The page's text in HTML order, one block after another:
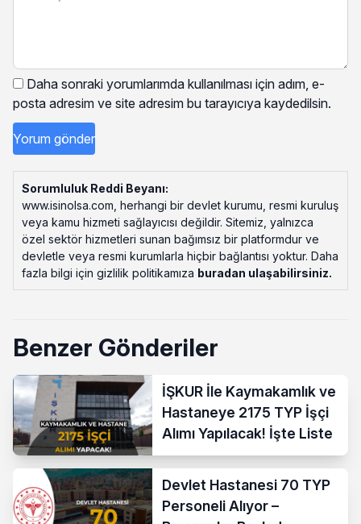
Daha sonraki yorumlarımda kullanılması için adım, e-
posta adresim ve site adresim bu tarayıcıya kaydedilsin.
Sorumluluk Reddi Beyanı:
www.isinolsa.com, herhangi bir devlet kurumu, resmi kuruluş
veya kamu hizmeti sağlayıcısı değildir. Sitemiz, yalnızca
özel sektör hizmetleri sunan bağımsız bir platformdur ve
devletle veya resmi kurumlarla hiçbir bağlantısı yoktur. Daha
fazla bilgi için gizlilik politikamıza buradan ulaşabilirsiniz.
Benzer Gönderiler
İŞKUR İle Kaymakamlık ve
Hastaneye 2175 TYP İşçi
Alımı Yapılacak! İşte Liste
Devlet Hastanesi 70 TYP
Personeli Alıyor –